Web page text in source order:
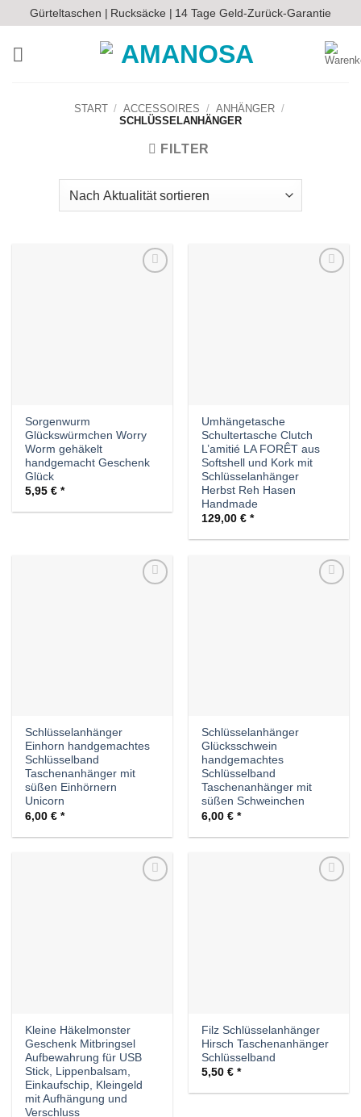
Inhalt
springen
Gürteltaschen | Rucksäcke | 14 Tage Geld-Zurück-Garantie
START / ACCESSOIRES / ANHÄNGER /
SCHLÜSSELANHÄNGER
FILTER
Sorgenwurm
Glückswürmchen Worry
Worm gehäkelt
handgemacht Geschenk
Glück
5,95€
Umhängetasche
Schultertasche Clutch
L’amitié LA FORÊT aus
Softshell und Kork mit
Schlüsselanhänger
Herbst Reh Hasen
Handmade
129,00€
Schlüsselanhänger
Einhorn handgemachtes
Schlüsselband
Taschenanhänger mit
süßen Einhörnern
Unicorn
6,00€
Schlüsselanhänger
Glücksschwein
handgemachtes
Schlüsselband
Taschenanhänger mit
süßen Schweinchen
6,00€
Kleine Häkelmonster
Geschenk Mitbringsel
Aufbewahrung für USB
Stick, Lippenbalsam,
Einkaufschip, Kleingeld
mit Aufhängung und
Verschluss
Filz Schlüsselanhänger
Hirsch Taschenanhänger
Schlüsselband
5,50€